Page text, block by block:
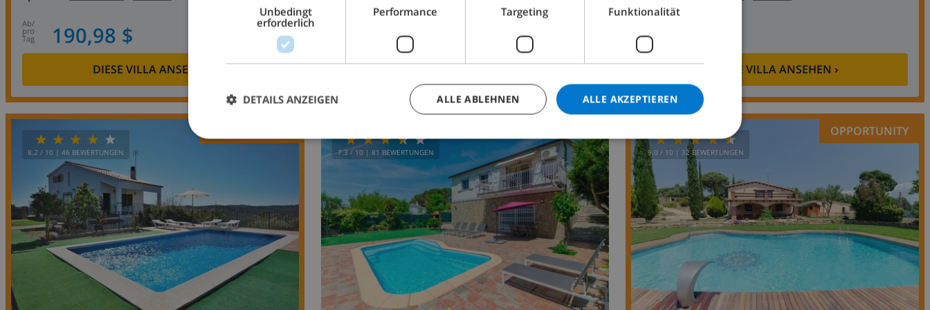
ab/
pro
Tag 190,98 $
DIESE VILLA ANSEHEN
670,11 $
DIESE VILLA ANSEHEN›
Tag
DIESE VILLA ANSEHEN ›
8.2 / 10 | 46 BEWERTUNGEN 7.3 / 10 | 81 BEWERTUNGEN 9.0 / 10 | 32 BEWERTUNGEN
OPPORTUNITY
GERMAN
NORWEGIAN
Unbedingt
erforderlich
Performance Targeting Funktionalität
ALLE AKZEPTIEREN
ALLE ABLEHNEN
DETAILS ANZEIGEN